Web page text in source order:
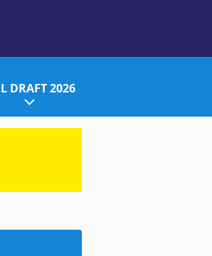
DRAFT 2026